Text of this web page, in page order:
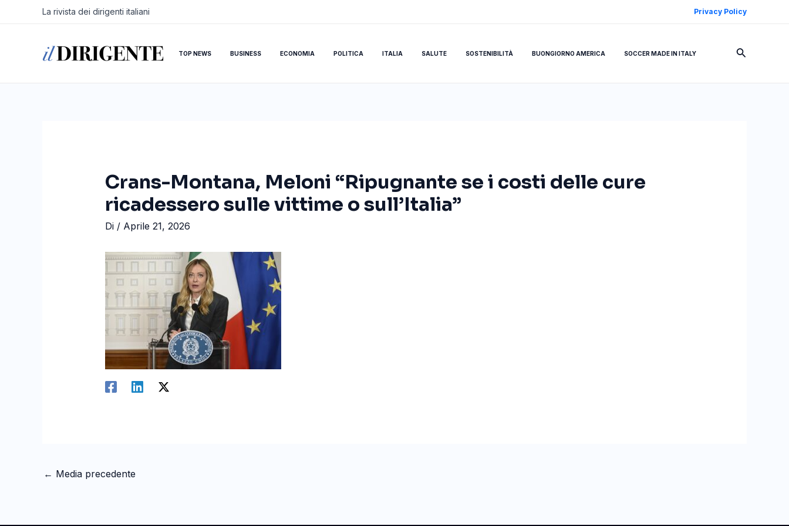
La rivista dei dirigenti italiani Privacy Policy
TOP NEWS BUSINESS ECONOMIA POLITICA ITALIA SALUTE SOSTENIBILITÀ BUONGIORNO AMERICA SOCCER MADE IN ITALY Cerca
Crans-Montana, Meloni “Ripugnante se i costi delle cure
ricadessero sulle vittime o sull’Italia”
Di / Aprile 21, 2026
Navigazione
← Media precedente